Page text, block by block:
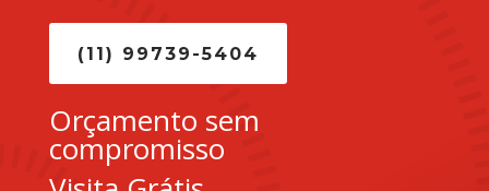
(11) 99739-5404
Orçamento sem
compromisso